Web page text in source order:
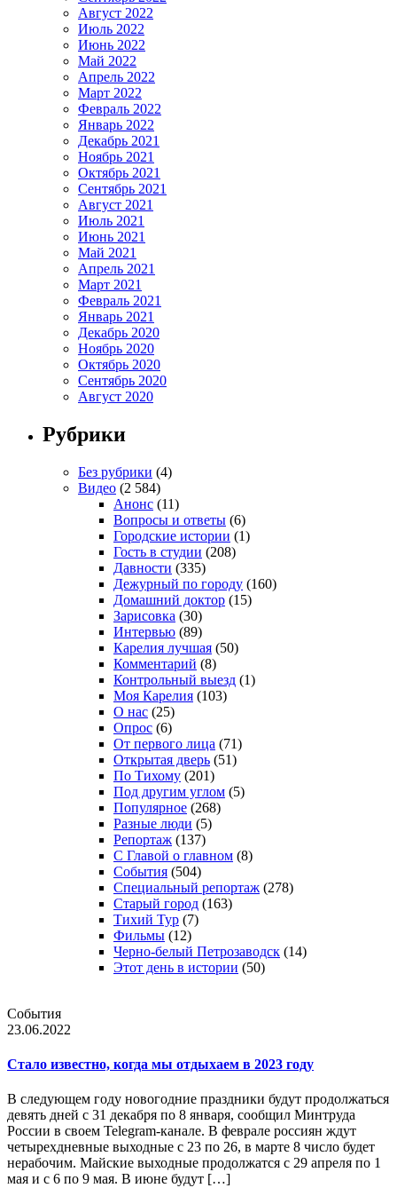
Август 2022
Июль 2022
Июнь 2022
Май 2022
Апрель 2022
Март 2022
Февраль 2022
Январь 2022
Декабрь 2021
Ноябрь 2021
Октябрь 2021
Сентябрь 2021
Август 2021
Июль 2021
Июнь 2021
Май 2021
Апрель 2021
Март 2021
Февраль 2021
Январь 2021
Декабрь 2020
Ноябрь 2020
Октябрь 2020
Сентябрь 2020
Август 2020
Рубрики
Без рубрики (4)
Видео (2 584)
Анонс (11)
Вопросы и ответы (6)
Городские истории (1)
Гость в студии (208)
Давности (335)
Дежурный по городу (160)
Домашний доктор (15)
Зарисовка (30)
Интервью (89)
Карелия лучшая (50)
Комментарий (8)
Контрольный выезд (1)
Моя Карелия (103)
О нас (25)
Опрос (6)
От первого лица (71)
Открытая дверь (51)
По Тихому (201)
Под другим углом (5)
Популярное (268)
Разные люди (5)
Репортаж (137)
С Главой о главном (8)
События (504)
Специальный репортаж (278)
Старый город (163)
Тихий Тур (7)
Фильмы (12)
Черно-белый Петрозаводск (14)
Этот день в истории (50)
События
23.06.2022
Стало известно, когда мы отдыхаем в 2023 году
В следующем году новогодние праздники будут продолжаться
девять дней с 31 декабря по 8 января, сообщил Минтруда
России в своем Telegram-канале. В феврале россиян ждут
четырехдневные выходные с 23 по 26, в марте 8 число будет
нерабочим. Майские выходные продолжатся с 29 апреля по 1
мая и с 6 по 9 мая. В июне будут […]